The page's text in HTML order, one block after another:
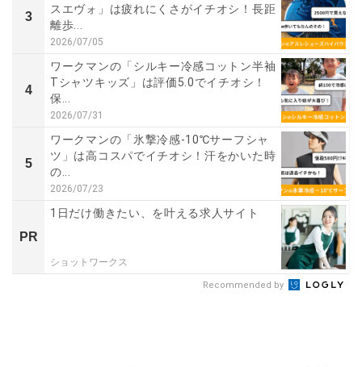
3
スエヴォ」は疲れにくさがイチオシ！長距
離歩...
2026/07/05
4
ワークマンの「シルキー冷感コットン半袖
Tシャツキッズ」は評価5.0でイチオシ！
保...
2026/07/31
5
ワークマンの「氷撃冷感-10℃サーフシャ
ツ」は高コスパでイチオシ！汗をかいた時
の...
2026/07/23
PR
1日だけ働きたい、を叶える求人サイト
ショットワークス
Recommended by